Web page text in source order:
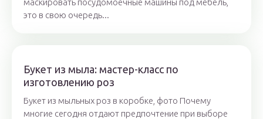
маскировать посудомоечные машины под мебель,
это в свою очередь...
Букет из мыла: мастер-класс по
изготовлению роз
Букет из мыльных роз в коробке, фото Почему
многие сегодня отдают предпочтение при выборе